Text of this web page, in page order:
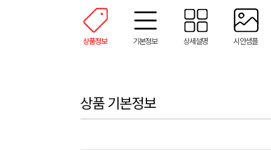
상품정보 기본정보 상세설명 시안샘플
상품 기본정보